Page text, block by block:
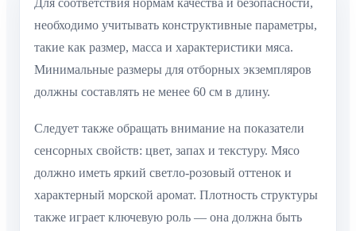
необходимо учитывать конструктивные параметры,
такие как размер, масса и характеристики мяса.
Минимальные размеры для отборных экземпляров
должны составлять не менее 60 см в длину.
Следует также обращать внимание на показатели
сенсорных свойств: цвет, запах и текстуру. Мясо
должно иметь яркий светло-розовый оттенок и
характерный морской аромат. Плотность структуры
также играет ключевую роль — она должна быть